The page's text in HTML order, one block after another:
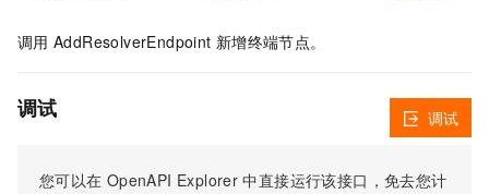
调用 AddResolverEndpoint 新增终端节点。
调试
您可以在 OpenAPI Explorer 中直接运行该接口，免去您计
调试